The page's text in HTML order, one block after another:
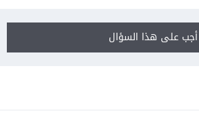
أجب على هذا السؤال